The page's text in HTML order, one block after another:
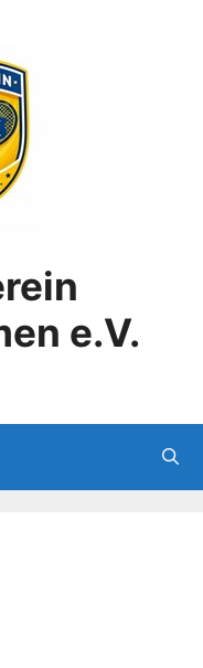
e.V.